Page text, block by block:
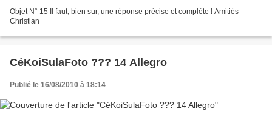
Objet N° 15 Il faut, bien sur, une réponse précise et complète ! Amitiés
Christian
CéKoiSulaFoto ??? 14 Allegro
Publié le 16/08/2010 à 18:14